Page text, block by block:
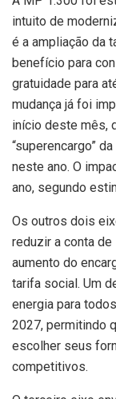
intuito de
é a ampliação da
benefício para
gratuidade para
mudança já foi
início deste mês,
“superencargo”
neste ano. O
ano, segundo
Os outros dois
reduzir a conta
aumento do
tarifa social. Um
energia para
2027, permitindo
escolher seus
competitivos.